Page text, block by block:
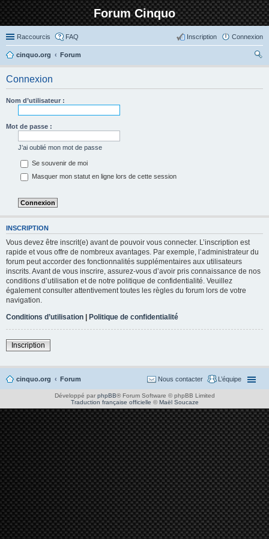
Forum Cinquo
Raccourcis FAQ Connexion
Inscription
cinquo.org
Forum
Connexion
Nom d’utilisateur :
Mot de passe :
J’ai oublié mon mot de passe
Se souvenir de moi
Masquer mon statut en ligne lors de cette session
INSCRIPTION
Vous devez être inscrit(e) avant de pouvoir vous connecter. L’inscription est
rapide et vous offre de nombreux avantages. Par exemple, l’administrateur du
forum peut accorder des fonctionnalités supplémentaires aux utilisateurs
inscrits. Avant de vous inscrire, assurez-vous d’avoir pris connaissance de nos
conditions d’utilisation et de notre politique de confidentialité. Veuillez
également consulter attentivement toutes les règles du forum lors de votre
navigation.
Conditions d’utilisation | Politique de confidentialité
Inscription
cinquo.org Forum L’équipe
Nous contacter
Développé par phpBB® Forum Software © phpBB Limited
Traduction française officielle ©Maël Soucaze